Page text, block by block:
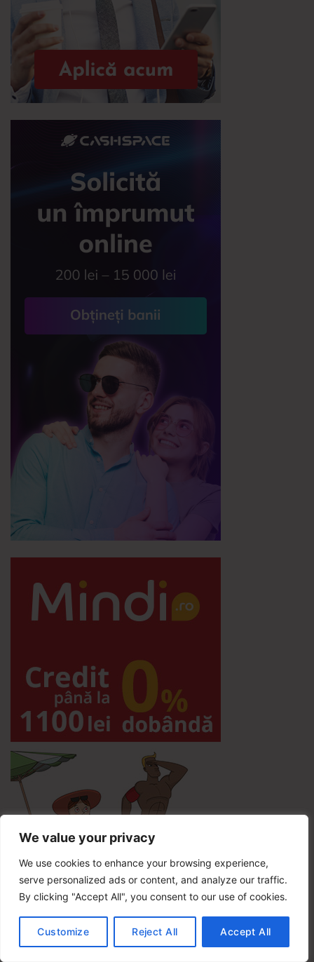
We value your privacy
We use cookies to enhance your browsing experience,
serve personalized ads or content, and analyze our traffic.
By clicking "Accept All", you consent to our use of cookies.
Customize Reject All Accept All